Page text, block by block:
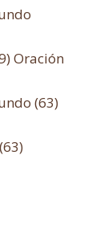
Oración
(63)